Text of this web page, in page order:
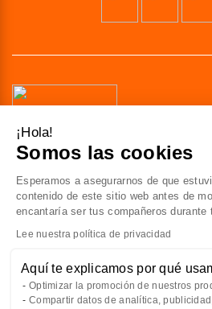
41 av. de l’agent Sarre
92700 Colombes
Francia
TODO SOBRE NOSOTROS
¡Hola!
Somos las cookies
Esperamos a asegurarnos de que
contenido de este sitio web antes de
encantaría ser tus compañeros durante
Lee nuestra política de privacidad
Aquí te explicamos por qué
Optimizar la promoción de nuestros
Compartir datos de analítica,